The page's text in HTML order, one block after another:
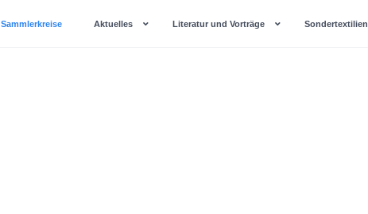
Sammlerkreise Aktuelles Literatur und Vorträge Sondertextilien